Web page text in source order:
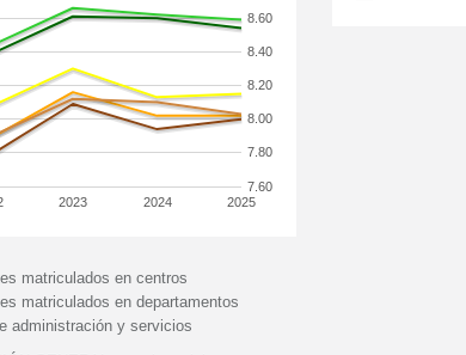
2023 2024 2025
7.60
7.80
8.00
8.20
8.40
8.60
matriculados en centros
matriculados en departamentos
administración y servicios